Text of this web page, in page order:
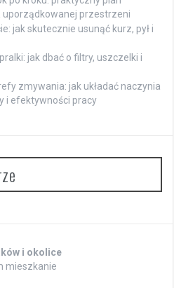
uporządkowanej przestrzeni
jak skutecznie usunąć kurz, pył i
jak dbać o filtry, uszczelki i
zmywania: jak układać naczynia
i efektywności pracy
i okolice
mieszkanie